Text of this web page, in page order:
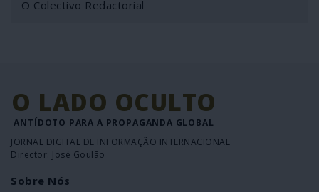
O Colectivo Redactorial
O LADO OCULTO
ANTÍDOTO PARA A PROPAGANDA GLOBAL
JORNAL DIGITAL DE INFORMAÇÃO INTERNACIONAL
Director: José Goulão
Sobre Nós